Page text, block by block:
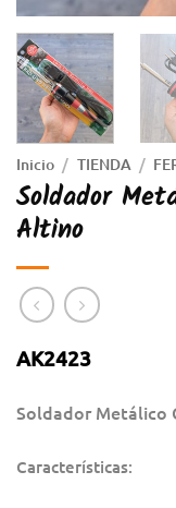
Inicio / TIENDA /
Soldador
Altino
AK2423
Soldador Metálico
Características: